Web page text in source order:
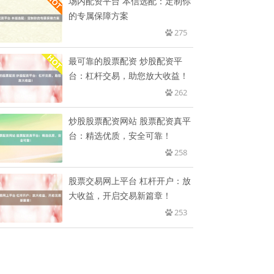
的专属保障方案
275
最可靠的股票配资 炒股配资平
台：杠杆交易，助您放大收益！
262
炒股股票配资网站 股票配资真平
台：精选优质，安全可靠！
258
股票交易网上平台 杠杆开户：放
大收益，开启交易新篇章！
253